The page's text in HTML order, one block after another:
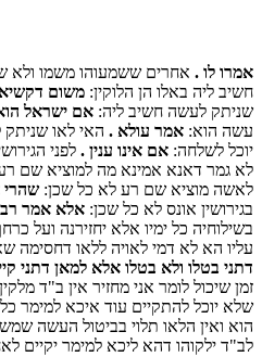
אמרו לו . אחרים ששמעוהו משמו ולא
חשיב ליה באלו הן הלוקין: משום
שניתק לעשה חשיב ליה: אם ישראל
עשה הוא: אמר עולא . האי לאו
יוכל לשלחה: אם אינו ענין . לפני
לא גמר דאנא אמינא מה למוציא שם רע
לאשה מוציא שם רע לא כל שכן: שהרי
בגירושין אונס לא כל שכן: אלא אמר
בשילוחיה כל ימיו אלא יחזירנה ועל
עליו הא לא דמי לאויה ללאו דחסימה
דתני בטלו ולא בטלו אלא למאן דתני
זמן שיכול לומר אני מחזיר אין ב"ד
שלא יוכל להתקיים עוד איכא למימר
הוא ואין הלאו תלוי בביטול העשה
לב"ד ילקוהו דהא ליכא למימר יקיים